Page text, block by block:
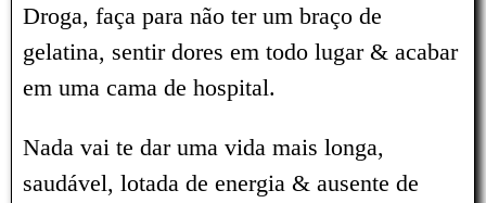
Droga, faça para não ter um braço de
gelatina, sentir dores em todo lugar & acabar
em uma cama de hospital.
Nada vai te dar uma vida mais longa,
saudável, lotada de energia & ausente de